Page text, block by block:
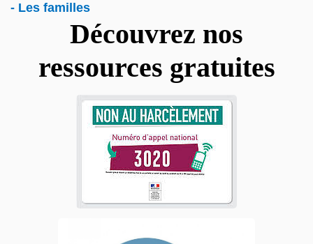
- Les familles
Découvrez nos
ressources gratuites